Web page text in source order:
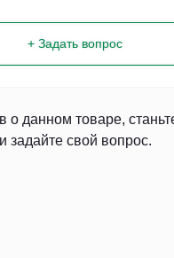
+ Задать вопрос
о данном товаре,
и задайте свой вопрос.